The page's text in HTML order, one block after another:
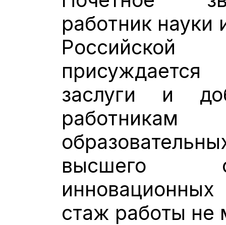
работник науки
заслуги и
высшего
стаж работы не